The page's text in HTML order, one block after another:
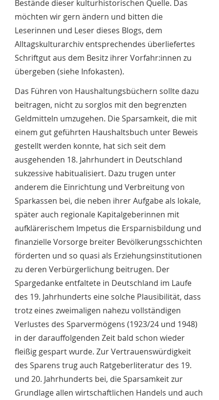
Bestände dieser kulturhistorischen Quelle. Das
möchten wir gern ändern und bitten die
Leserinnen und Leser dieses Blogs, dem
Alltagskulturarchiv entsprechendes überliefertes
Schriftgut aus dem Besitz ihrer Vorfahr:innen zu
übergeben (siehe Infokasten).
Das Führen von Haushaltungsbüchern sollte dazu
beitragen, nicht zu sorglos mit den begrenzten
Geldmitteln umzugehen. Die Sparsamkeit, die mit
einem gut geführten Haushaltsbuch unter Beweis
gestellt werden konnte, hat sich seit dem
ausgehenden 18. Jahrhundert in Deutschland
sukzessive habitualisiert. Dazu trugen unter
anderem die Einrichtung und Verbreitung von
Sparkassen bei, die neben ihrer Aufgabe als lokale,
später auch regionale Kapitalgeberinnen mit
aufklärerischem Impetus die Ersparnisbildung und
finanzielle Vorsorge breiter Bevölkerungsschichten
förderten und so quasi als Erziehungsinstitutionen
zu deren Verbürgerlichung beitrugen. Der
Spargedanke entfaltete in Deutschland im Laufe
des 19. Jahrhunderts eine solche Plausibilität, dass
trotz eines zweimaligen nahezu vollständigen
Verlustes des Sparvermögens (1923/24 und 1948)
in der darauffolgenden Zeit bald schon wieder
fleißig gespart wurde. Zur Vertrauenswürdigkeit
des Sparens trug auch Ratgeberliteratur des 19.
und 20. Jahrhunderts bei, die Sparsamkeit zur
Grundlage allen wirtschaftlichen Handels und auch